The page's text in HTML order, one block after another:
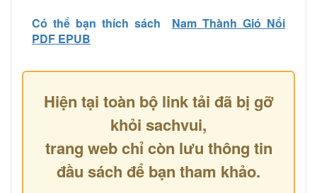
Có thể bạn thích sách
Nam Thành Gió Nổi
PDF EPUB
Hiện tại toàn bộ link tải đã bị gỡ
khỏi sachvui,
trang web chỉ còn lưu thông tin
đầu sách để bạn tham khảo.